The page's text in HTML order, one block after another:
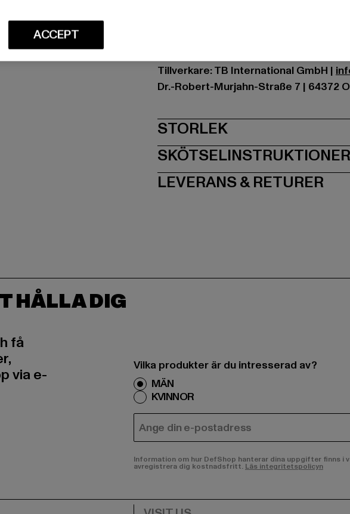
Tillverkare: TB International GmbH |
Dr.-Robert-Murjahn-Straße 7 | 64372
STORLEK
SKÖTSELINSTRUKTIONER
LEVERANS & RETURER
HÅLLA DIG
få
via e-
Vilka produkter är du intresserad av?
MÄN
KVINNOR
E-POST
Information om hur DefShop hanterar dina uppgifter finns i
avregistrera dig kostnadsfritt. Läs integritetspolicyn
ACCEPT